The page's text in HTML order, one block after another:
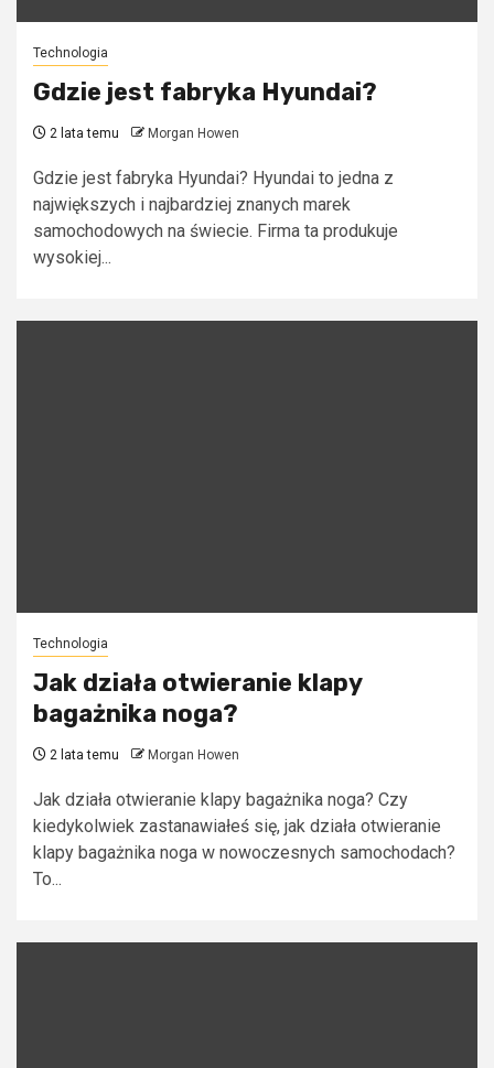
Technologia
Gdzie jest fabryka Hyundai?
2 lata temu Morgan Howen
Gdzie jest fabryka Hyundai? Hyundai to jedna z
największych i najbardziej znanych marek
samochodowych na świecie. Firma ta produkuje
wysokiej...
Technologia
Jak działa otwieranie klapy
bagażnika noga?
2 lata temu Morgan Howen
Jak działa otwieranie klapy bagażnika noga? Czy
kiedykolwiek zastanawiałeś się, jak działa otwieranie
klapy bagażnika noga w nowoczesnych samochodach?
To...